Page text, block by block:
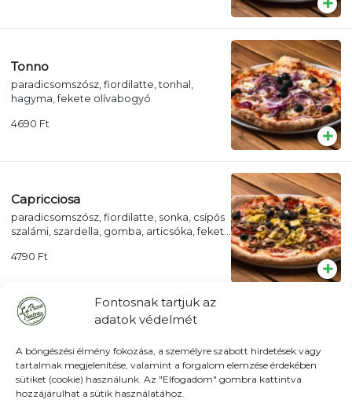
Fontosnak tartjuk az
adatok védelmét
A böngészési élmény fokozása, a személyre szabott hirdetések vagy
tartalmak megjelenítése, valamint a forgalom elemzése érdekében
sütiket (cookie) használunk. Az "Elfogadom" gombra kattintva
hozzájárulhat a sütik használatához.
Tonno
paradicsomszósz, fiordilatte, tonhal,
hagyma, fekete olívabogyó
4690 Ft
Capricciosa
paradicsomszósz, fiordilatte, sonka, csípős
szalámi, szardella, gomba, articsóka, fekete
4790 Ft
paradicsomszósz, fiordilatte, csípős
szalámi, fekete olívabogyó, articsóka, friss
mozzarella, koktélparadicsom, friss
bazsalikom
4790 Ft